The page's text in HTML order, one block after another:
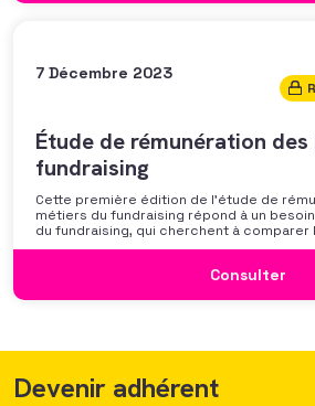
7 Décembre 2023
Étude de rémunération
fundraising
Cette première édition de l’étude de
métiers du fundraising répond à un
du fundraising, qui cherchent à comparer
se positionner. Elle répond également à
des politiques salariales comme un enjeu
Consulter
Devenir adhérent